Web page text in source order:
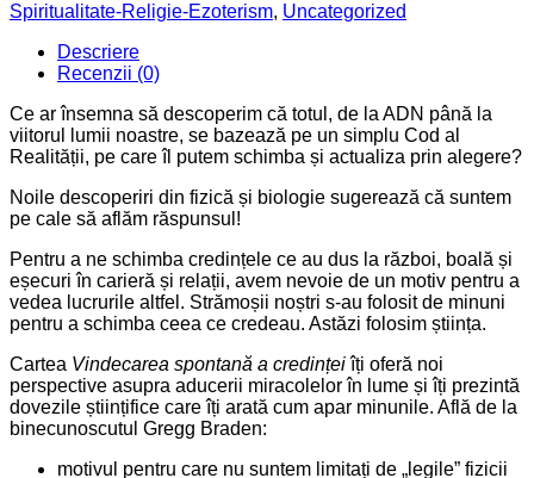
Gregg
Braden
Spiritualitate-Religie-Ezoterism, Uncategorized
Descriere
Recenzii (0)
Ce ar însemna să descoperim că totul, de la ADN până la
viitorul lumii noastre, se bazează pe un simplu Cod al
Realității, pe care îl putem schimba și actualiza prin alegere?
Noile descoperiri din fizică și biologie sugerează că suntem
pe cale să aflăm răspunsul!
Pentru a ne schimba credințele ce au dus la război, boală și
eșecuri în carieră și relații, avem nevoie de un motiv pentru a
vedea lucrurile altfel. Strămoșii noștri s-au folosit de minuni
pentru a schimba ceea ce credeau. Astăzi folosim știința.
Cartea Vindecarea spontană a credințeiîți oferă noi
perspective asupra aducerii miracolelor în lume și îți prezintă
dovezile științifice care îți arată cum apar minunile. Află de la
binecunoscutul Gregg Braden:
motivul pentru care nu suntem limitați de „legile” fizicii